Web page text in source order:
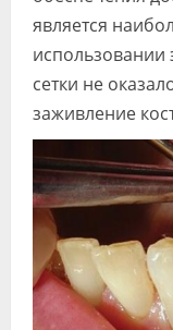
является
использовании
сетки не
заживление